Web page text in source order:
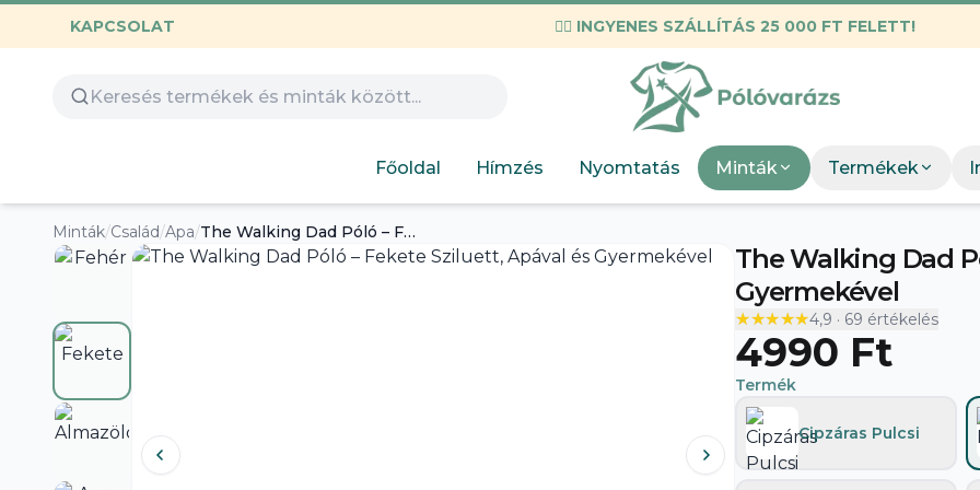
KAPCSOLAT ✌🏼 INGYENES SZÁLLÍTÁS 25 000 FT FELETT!
Főoldal Hímzés Nyomtatás Minták
Design
Gyerekeknek
Munkahelyi
Neopunk
Panda
KIEMELT
Termékek
DTF Bérnyomtatás
Minták/Család/Apa/ The Walking Dad Póló – Fekete Sziluett, Apával és Gyermekével
The Walking Dad
Gyermekével
★★★★★
★★★★★4,9 · 69 értékelés
4990 Ft
Termék
Cipzáras Pulcsi